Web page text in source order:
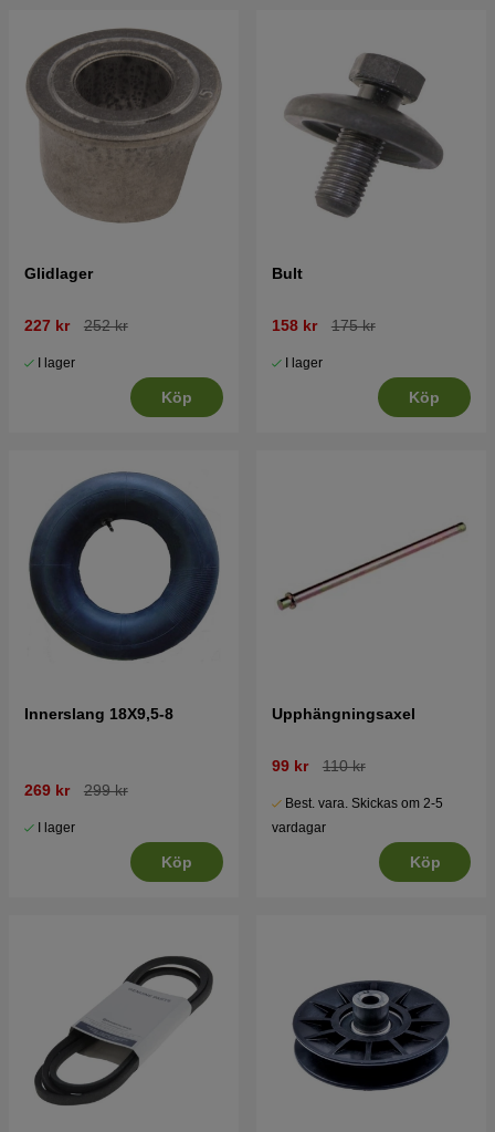
Glidlager
227 kr 252 kr
I lager
Köp
Bult
158 kr 175 kr
I lager
Köp
Innerslang 18X9,5-8
269 kr 299 kr
I lager
Köp
Upphängningsaxel
99 kr 110 kr
Best. vara. Skickas om 2-5
vardagar
Köp